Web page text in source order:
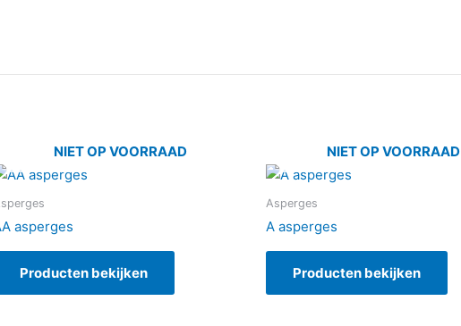
NIET OP VOORRAAD
asperges
Producten bekijken
NIET OP VOORRAAD
Asperges
A asperges
Producten bekijken